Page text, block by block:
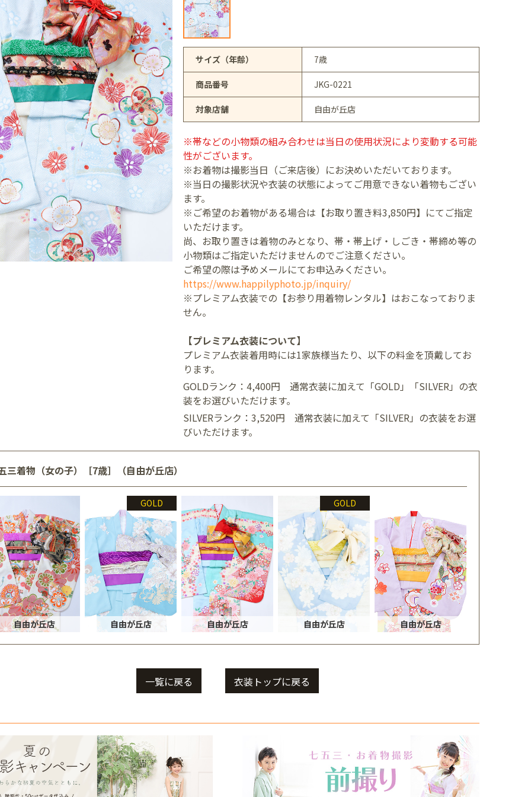
アリオ上尾店
店
サイズ（年齢） 7歳
商品番号 JKG-0221
対象店舗 自由が丘店
※帯などの小物類の組み合わせは当日の使用状況により変動する可能
性がございます。
※お着物は撮影当日（ご来店後）にお決めいただいております。
※当日の撮影状況や衣装の状態によってご用意できない着物もござい
ます。
※ご希望のお着物がある場合は【お取り置き料3,850円】にてご指定
いただけます。
尚、お取り置きは着物のみとなり、帯・帯上げ・しごき・帯締め等の
小物類はご指定いただけませんのでご注意ください。
ご希望の際は予めメールにてお申込みください。
https://www.happilyphoto.jp/inquiry/
※プレミアム衣装での【お参り用着物レンタル】はおこなっておりま
せん。
【プレミアム衣装について】
プレミアム衣装着用時には1家族様当たり、以下の料金を頂戴してお
ります。
GOLDランク：4,400円 通常衣装に加えて「GOLD」「SILVER」の衣
装をお選びいただけます。
SILVERランク：3,520円 通常衣装に加えて「SILVER」の衣装をお選
びいただけます。
三着物（女の子）［7歳］（自由が丘店）
自由が丘店
GOLD
自由が丘店 自由が丘店
GOLD
自由が丘店 自由が丘店
一覧に戻る 衣装トップに戻る